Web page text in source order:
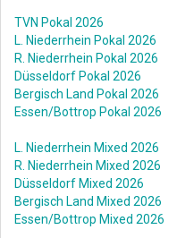
TVN Pokal 2026
L. Niederrhein Pokal 2026
R. Niederrhein Pokal 2026
Düsseldorf Pokal 2026
Bergisch Land Pokal 2026
Essen/Bottrop Pokal 2026
L. Niederrhein Mixed 2026
R. Niederrhein Mixed 2026
Düsseldorf Mixed 2026
Bergisch Land Mixed 2026
Essen/Bottrop Mixed 2026